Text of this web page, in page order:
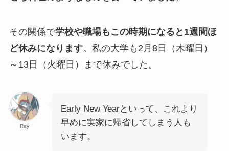
その関係で学校や職場もこの時期になると1週間ほ
ど休みになります。私の大学も2月8日（木曜日）
～13日（火曜日）まで休みでした。
Ray
Early New Yearといって、これより
早めに実家に帰省してしまう人も
います。